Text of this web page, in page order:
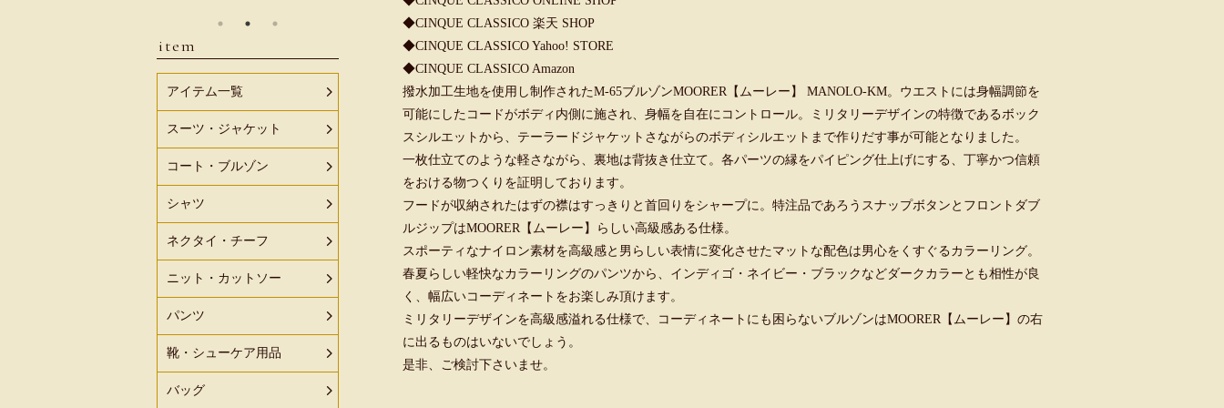
◆CINQUE CLASSICO 楽天 SHOP
◆CINQUE CLASSICO Yahoo! STORE
◆CINQUE CLASSICO Amazon
撥水加工生地を使用し制作されたM-65ブルゾンMOORER【ムーレー】 MANOLO-KM。ウエストには身幅調節を
可能にしたコードがボディ内側に施され、身幅を自在にコントロール。ミリタリーデザインの特徴であるボック
スシルエットから、テーラードジャケットさながらのボディシルエットまで作りだす事が可能となりました。
一枚仕立てのような軽さながら、裏地は背抜き仕立て。各パーツの縁をパイピング仕上げにする、丁寧かつ信頼
をおける物つくりを証明しております。
フードが収納されたはずの襟はすっきりと首回りをシャープに。特注品であろうスナップボタンとフロントダブ
ルジップはMOORER【ムーレー】らしい高級感ある仕様。
スポーティなナイロン素材を高級感と男らしい表情に変化させたマットな配色は男心をくすぐるカラーリング。
春夏らしい軽快なカラーリングのパンツから、インディゴ・ネイビー・ブラックなどダークカラーとも相性が良
く、幅広いコーディネートをお楽しみ頂けます。
ミリタリーデザインを高級感溢れる仕様で、コーディネートにも困らないブルゾンはMOORER【ムーレー】の右
に出るものはいないでしょう。
是非、ご検討下さいませ。
item
アイテム一覧
スーツ・ジャケット
コート・ブルゾン
シャツ
ネクタイ・チーフ
ニット・カットソー
パンツ
靴・シューケア用品
バッグ